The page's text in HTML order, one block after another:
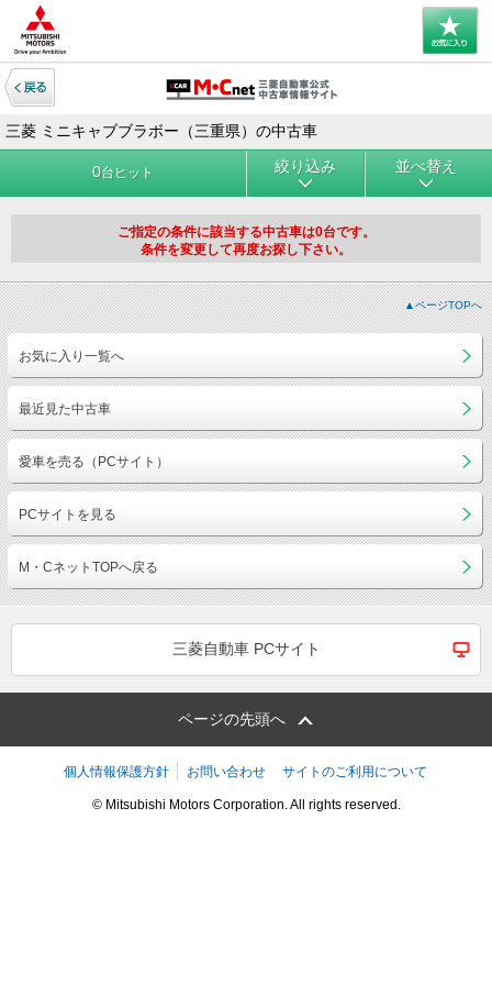
三菱 ミニキャブブラボー（三重県）の中古車
0台ヒット 絞り込み 並べ替え
ご指定の条件に該当する中古車は0台です。
条件を変更して再度お探し下さい。
▲ページTOPへ
お気に入り一覧へ
最近見た中古車
愛車を売る（PCサイト）
PCサイトを見る
M・CネットTOPへ戻る
三菱自動車 PCサイト
ページの先頭へ
個人情報保護方針 お問い合わせ サイトのご利用について
© Mitsubishi Motors Corporation. All rights reserved.